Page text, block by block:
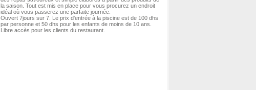
la saison. Tout est mis en place pour vous procurez un endroit
idéal où vous passerez une parfaite journée.
Ouvert 7jours sur 7. Le prix d'entrée à la piscine est de 100 dhs
par personne et 50 dhs pour les enfants de moins de 10 ans.
Libre accès pour les clients du restaurant.